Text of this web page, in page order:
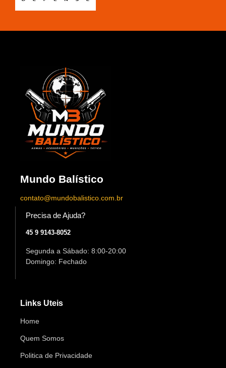
Mundo Balístico
contato@mundobalistico.com.br
Precisa de Ajuda?
45 9 9143-8052
Segunda a Sábado: 8:00-20:00
Domingo: Fechado
Links Uteis
Home
Quem Somos
Politica de Privacidade